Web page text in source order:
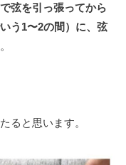
弦を引っ張ってから
う1〜2の間）に、弦
ると思います。